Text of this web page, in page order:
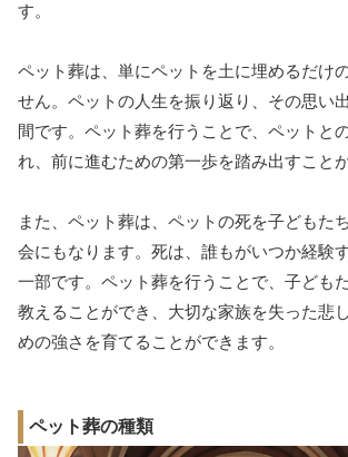
す。
ペット葬は、単にペットを土に埋めるだけ
せん。ペットの人生を振り返り、その思い
間です。ペット葬を行うことで、ペットと
れ、前に進むための第一歩を踏み出すこと
また、ペット葬は、ペットの死を子どもた
会にもなります。死は、誰もがいつか経験
一部です。ペット葬を行うことで、子ども
教えることができ、大切な家族を失った悲
めの強さを育てることができます。
ペット葬の種類